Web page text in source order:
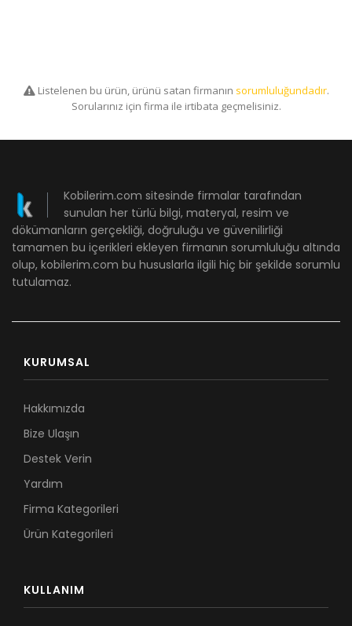
Listelenen bu ürün, ürünü satan firmanın sorumluluğundadır.
Sorularınız için firma ile irtibata geçmelisiniz.
Kobilerim.com sitesinde firmalar tarafından
sunulan her türlü bilgi, materyal, resim ve
dökümanların gerçekliği, doğruluğu ve güvenilirliği
tamamen bu içerikleri ekleyen firmanın sorumluluğu altında
olup, kobilerim.com bu hususlarla ilgili hiç bir şekilde sorumlu
tutulamaz.
KURUMSAL
Hakkımızda
Bize Ulaşın
Destek Verin
Yardım
Firma Kategorileri
Ürün Kategorileri
KULLANIM